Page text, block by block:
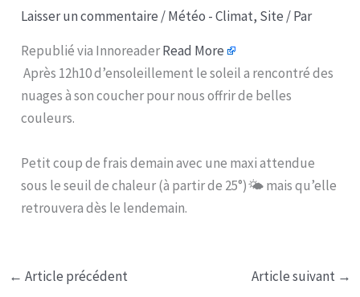
Laisser un commentaire /Météo - Climat, Site / Par
Republié via InnoreaderRead More
Après 12h10 d’ensoleillement le soleil a rencontré des
nuages à son coucher pour nous offrir de belles
couleurs.
Petit coup de frais demain avec une maxi attendue
sous le seuil de chaleur (à partir de 25°)🌤 mais qu’elle
retrouvera dès le lendemain.
← Article précédent Article suivant →